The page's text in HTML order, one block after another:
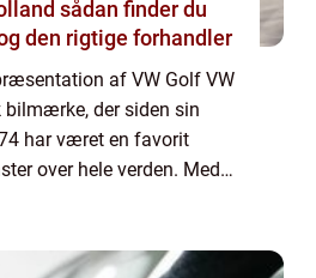
finder du
den rigtige forhandler
af VW Golf VW
bilmærke, der siden sin
har været en favorit
over hele verden. Med